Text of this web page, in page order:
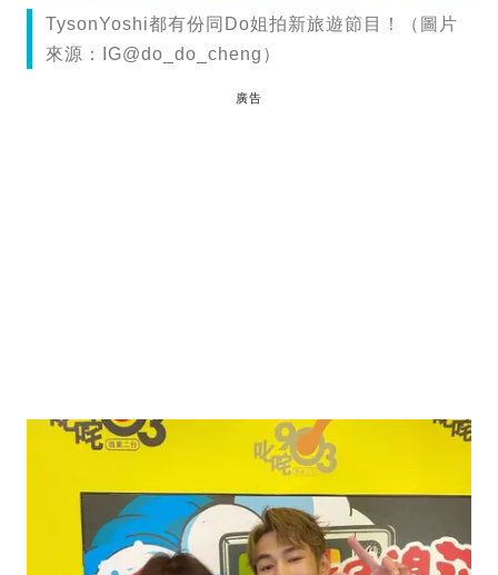
TysonYoshi都有份同Do姐拍新旅遊節目！（圖片
來源：IG@do_do_cheng）
廣告